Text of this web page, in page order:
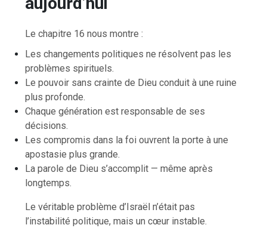
Le chapitre 16 nous montre :
Les changements politiques ne résolvent pas les
problèmes spirituels.
Le pouvoir sans crainte de Dieu conduit à une ruine
plus profonde.
Chaque génération est responsable de ses
décisions.
Les compromis dans la foi ouvrent la porte à une
apostasie plus grande.
La parole de Dieu s’accomplit — même après
longtemps.
Le véritable problème d’Israël n’était pas
l’instabilité politique, mais un cœur instable.